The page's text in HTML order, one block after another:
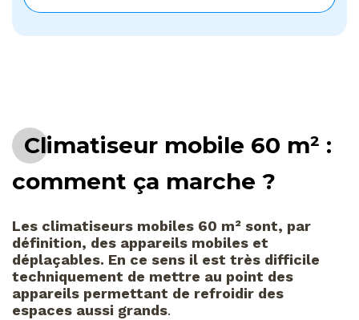
Climatiseur mobile 60 m² :
comment ça marche ?
Les climatiseurs mobiles 60 m² sont, par
définition, des appareils mobiles et
déplaçables. En ce sens il est très difficile
techniquement de mettre au point des
appareils permettant de refroidir des
espaces aussi grands.